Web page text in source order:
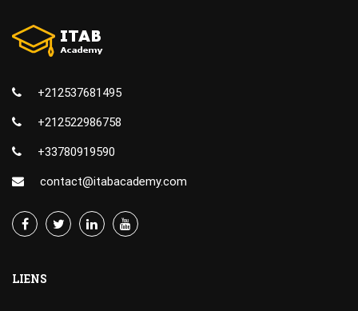
+212537681495
+212522986758
+33780919590
contact@itabacademy.com
LIENS